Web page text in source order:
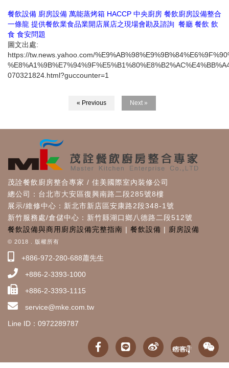
餐飲設備 廚房設備 萬能蒸烤箱 HACCP 中央廚房 餐飲廚房設備整合
一條龍 提供餐飲業食品業開店展店之現場會勘及諮詢 餐廳 餐飲 飲
食 食安問題
圖文出處:
https://tw.news.yahoo.com/
070321824.html?guccounter=1
« Previous Next »
茂詮餐飲廚房整合專家 / 佳美國際室內裝修公司
總公司：台北市大安區復興南路二段285號8樓
展示/維修中心：新北市新店區安康路2段348-1號
新竹服務處/倉儲中心：新竹縣湖口鄉八德路二段512號
餐飲設備與商用廚房設備完整指南 | 餐飲設備 | 廚房設備
© 2018 . 版權所有
+886-972-280-688蕭先生
+886-2-3393-1000
+886-2-3393-1115
service@mke.com.tw
Line ID：0972289787